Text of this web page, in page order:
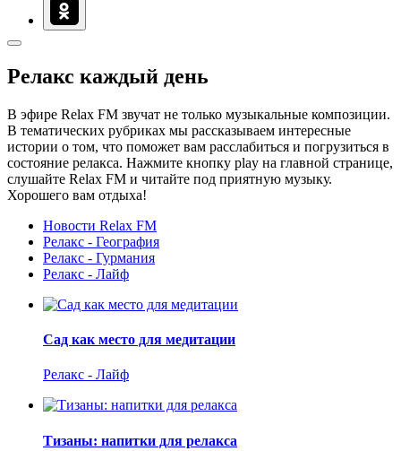
Релакс каждый день
В эфире Relax FM звучат не только музыкальные композиции.
В тематических рубриках мы рассказываем интересные
истории о том, что поможет вам расслабиться и погрузиться в
состояние релакса. Нажмите кнопку play на главной странице,
слушайте Relax FM и читайте под приятную музыку.
Хорошего вам отдыха!
Новости Relax FM
Релакс - География
Релакс - Гурмания
Релакс - Лайф
Сад как место для медитации
Релакс - Лайф
Тизаны: напитки для релакса